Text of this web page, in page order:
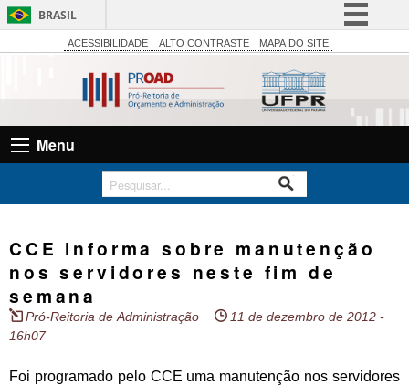
BRASIL
Simplifique!
Comunica BR
Participe
Legislação
Canais
ACESSIBILIDADE ALTO CONTRASTE MAPA DO SITE
Menu
CCE informa sobre manutenção
nos servidores neste fim de
semana
Pró-Reitoria de Administração
11 de dezembro de 2012 -
16h07
Foi programado pelo CCE uma manutenção nos servidores